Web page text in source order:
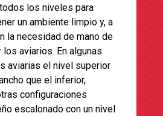
los niveles para
un ambiente limpio y, a
la necesidad de mano de
aviarios. En algunas
aviarias el nivel superior
que el inferior,
configuraciones
escalonado con un nivel